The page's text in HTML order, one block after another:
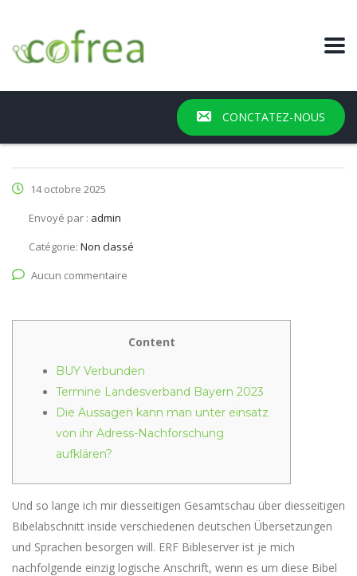
CONCTATEZ-NOUS
14 octobre 2025
Envoyé par : admin
Catégorie: Non classé
Aucun commentaire
Content
BUY Verbunden
Termine Landesverband Bayern 2023
Die Aussagen kann man unter einsatz
von ihr Adress-Nachforschung
aufklären?
Und so lange ich mir diesseitigen Gesamtschau über diesseitigen
Bibelabschnitt inside verschiedenen deutschen Übersetzungen
und Sprachen besorgen will. ERF Bibleserver ist je mich
nachfolgende einzig logische Anschrift, wenn es um diese Bibel